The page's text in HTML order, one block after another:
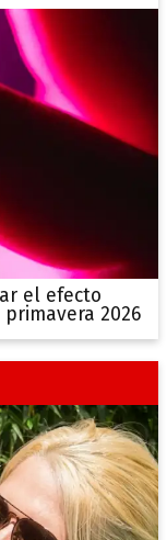
el efecto
2026